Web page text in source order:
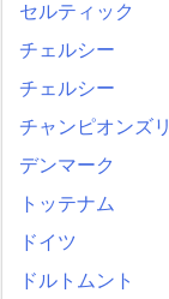
セルティック
チェルシー
チェルシー
チャンピオンズ
デンマーク
トッテナム
ドイツ
ドルトムント